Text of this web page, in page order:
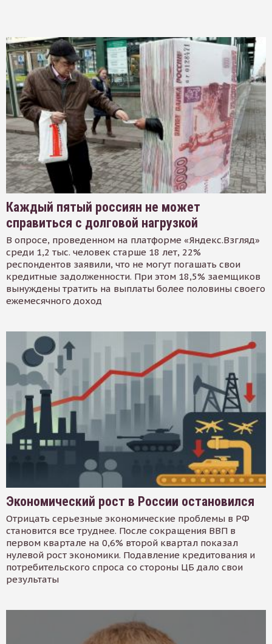
Каждый пятый россиян не может
справиться с долговой нагрузкой
В опросе, проведенном на платформе «Яндекс.Взгляд»
среди 1,2 тыс. человек старше 18 лет, 22%
респондентов заявили, что не могут погашать свои
кредитные задолженности. При этом 18,5% заемщиков
вынуждены тратить на выплаты более половины своего
ежемесячного доход
Экономический рост в России остановился
Отрицать серьезные экономические проблемы в РФ
становится все труднее. После сокращения ВВП в
первом квартале на 0,6% второй квартал показал
нулевой рост экономики. Подавление кредитования и
потребительского спроса со стороны ЦБ дало свои
результаты